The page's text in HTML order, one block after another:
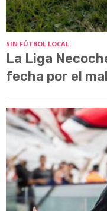
SIN FÚTBOL LOCAL
La Liga
fecha por el